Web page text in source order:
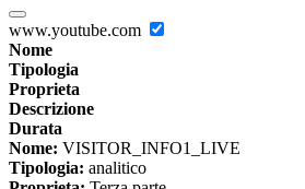
www.youtube.com
Nome
Tipologia
Proprieta
Descrizione
Durata
Nome: VISITOR_INFO1_LIVE
Tipologia: analitico